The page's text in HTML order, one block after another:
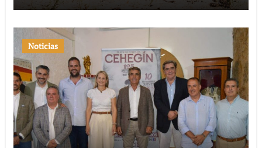
Noticias